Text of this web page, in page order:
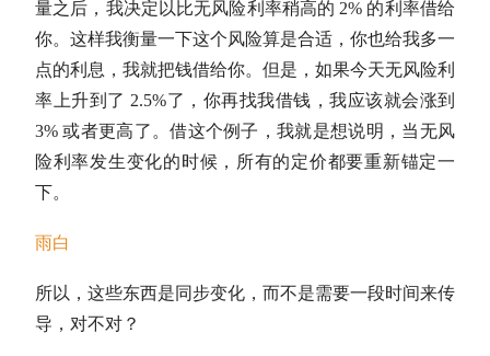
量之后，我决定以比无风险利率稍高的 2% 的利率借给
你。这样我衡量一下这个风险算是合适，你也给我多一
点的利息，我就把钱借给你。但是，如果今天无风险利
率上升到了 2.5%了，你再找我借钱，我应该就会涨到
3% 或者更高了。借这个例子，我就是想说明，当无风
险利率发生变化的时候，所有的定价都要重新锚定一
下。
雨白
所以，这些东西是同步变化，而不是需要一段时间来传
导，对不对？